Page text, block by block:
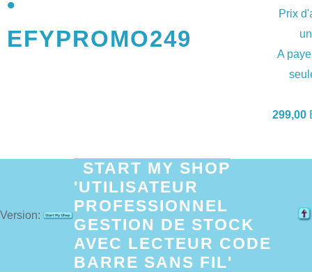
EFYPROMO249
Prix
A
299,00
Version:
START MY SHOP
'UTILISATEUR
PROFESSIONNEL
GESTION DE STOCK
AVEC LECTEUR CODE
BARRE SANS FIL'